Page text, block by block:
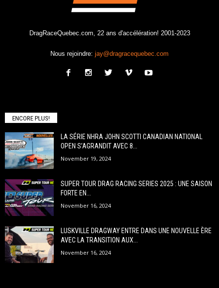
DragRaceQuebec.com, 22 ans d'accélération! 2001-2023
Nous rejoindre: jay@dragracequebec.com
ENCORE PLUS!
LA SÉRIE NHRA JOHN SCOTTI CANADIAN NATIONAL
OPEN S’AGRANDIT AVEC 8...
November 19, 2024
SUPER TOUR DRAG RACING SERIES 2025 : UNE SAISON
FORTE EN...
November 16, 2024
LUSKVILLE DRAGWAY ENTRE DANS UNE NOUVELLE ÈRE
AVEC LA TRANSITION AUX...
November 16, 2024